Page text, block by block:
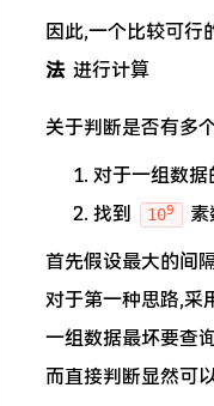
因此,一个比较可
法 进行计算
关于判断是否有多
对于一组数
找到
109
首先假设最大的间
对于第一种思路,采
一组数据最坏要查
而直接判断显然可